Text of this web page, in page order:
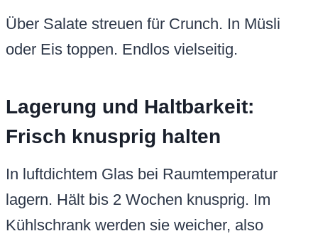
Über Salate streuen für Crunch. In Müsli
oder Eis toppen. Endlos vielseitig.
Lagerung und Haltbarkeit:
Frisch knusprig halten
In luftdichtem Glas bei Raumtemperatur
lagern. Hält bis 2 Wochen knusprig. Im
Kühlschrank werden sie weicher, also